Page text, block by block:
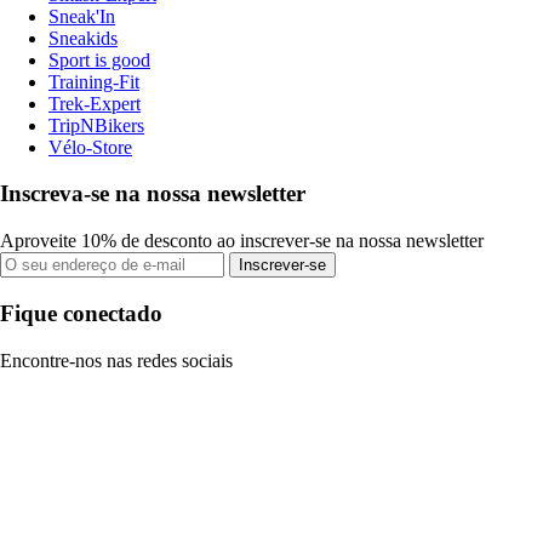
Sneak'In
Sneakids
Sport is good
Training-Fit
Trek-Expert
TripNBikers
Vélo-Store
Inscreva-se na nossa newsletter
Aproveite 10% de desconto ao inscrever-se na nossa newsletter
Inscrever-se
Fique conectado
Encontre-nos nas redes sociais